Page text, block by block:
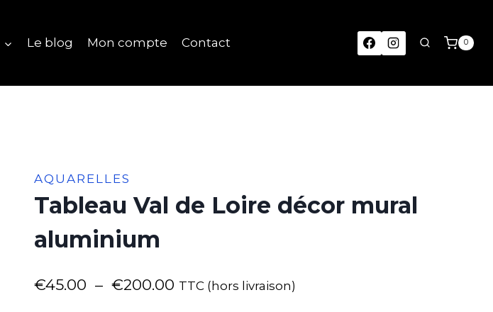
Le blog Mon compte Contact 0
AQUARELLES
Tableau Val de Loire décor mural
aluminium
€45.00 – €200.00 TTC (hors livraison)